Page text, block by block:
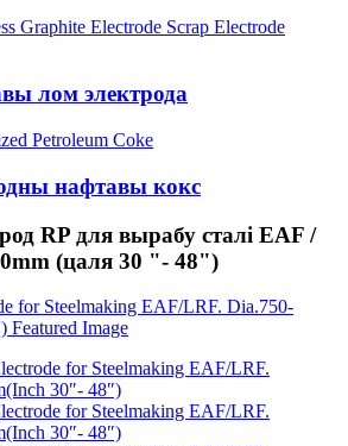
лом электрода
нафтавы кокс
RP для вырабу сталі EAF /
(цаля 30 "- 48")